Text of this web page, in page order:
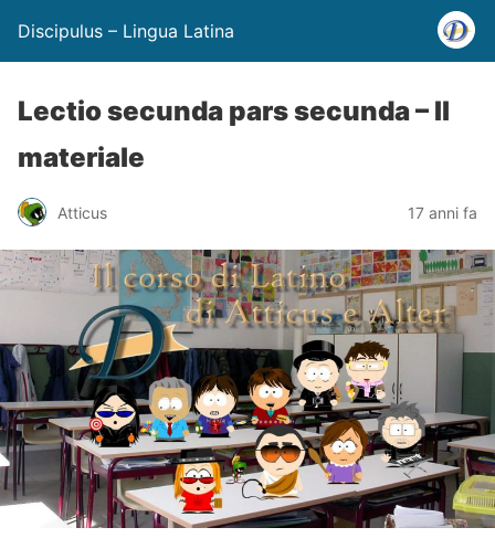
Discipulus – Lingua Latina
Lectio secunda pars secunda – Il
materiale
Atticus 17 anni fa